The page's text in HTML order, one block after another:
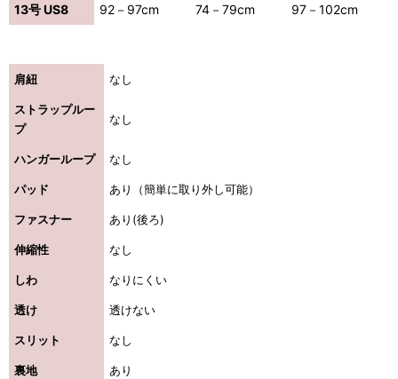
13号 US8
92－97cm 74－79cm 97－102cm
肩紐 なし
ストラップルー
プ
なし
ハンガーループ なし
パッド あり（簡単に取り外し可能）
ファスナー あり(後ろ)
伸縮性 なし
しわ なりにくい
透け 透けない
スリット なし
裏地 あり